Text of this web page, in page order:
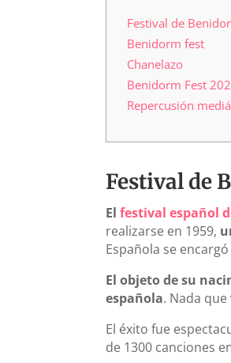
Festival de
Benidorm fest
Chanelazo
Benidorm Fest
Repercusión
Festival de
Elfestival español
realizarse en 1959,
Española se
El objeto de su
española. Nada
El éxito fue
de 1300 canciones